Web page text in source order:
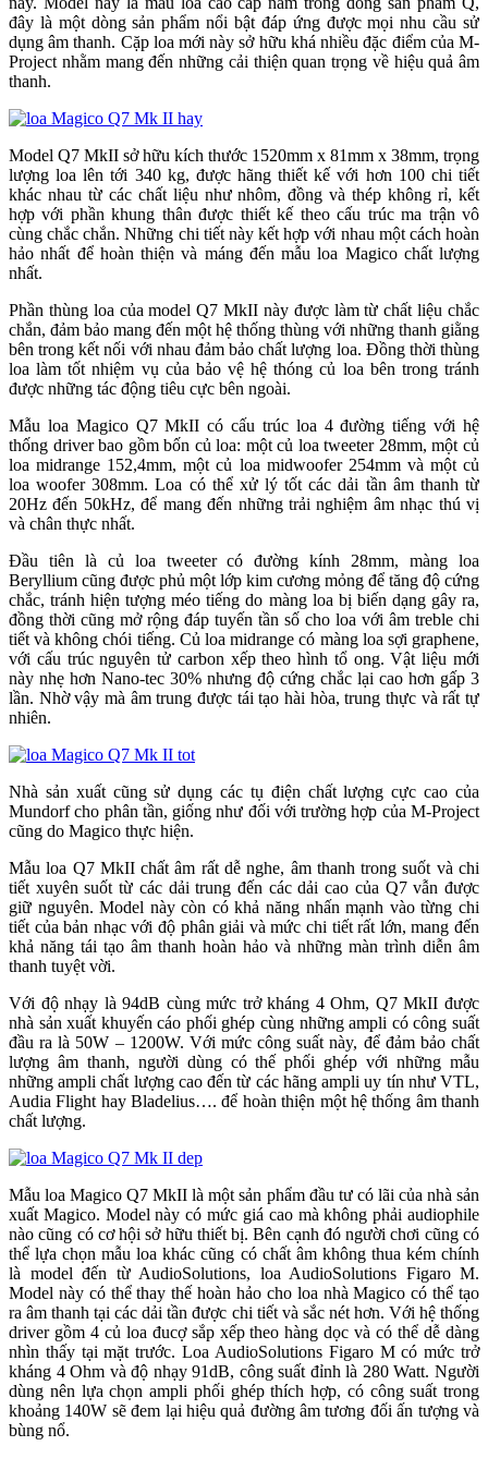
đây là một dòng sản phẩm nổi bật đáp ứng được mọi nhu cầu sử
dụng âm thanh. Cặp loa mới này sở hữu khá nhiều đặc điểm của M-
Project nhằm mang đến những cải thiện quan trọng về hiệu quả âm
thanh.
Model Q7 MkII sở hữu kích thước 1520mm x 81mm x 38mm, trọng
lượng loa lên tới 340 kg, được hãng thiết kế với hơn 100 chi tiết
khác nhau từ các chất liệu như nhôm, đồng và thép không rỉ, kết
hợp với phần khung thân được thiết kế theo cấu trúc ma trận vô
cùng chắc chắn. Những chi tiết này kết hợp với nhau một cách hoàn
hảo nhất để hoàn thiện và máng đến mẫu loa Magico chất lượng
nhất.
Phần thùng loa của model Q7 MkII này được làm từ chất liệu chắc
chắn, đảm bảo mang đến một hệ thống thùng với những thanh giằng
bên trong kết nối với nhau đảm bảo chất lượng loa. Đồng thời thùng
loa làm tốt nhiệm vụ của bảo vệ hệ thóng củ loa bên trong tránh
được những tác động tiêu cực bên ngoài.
Mẫu loa Magico Q7 MkII có cấu trúc loa 4 đường tiếng với hệ
thống driver bao gồm bốn củ loa: một củ loa tweeter 28mm, một củ
loa midrange 152,4mm, một củ loa midwoofer 254mm và một củ
loa woofer 308mm. Loa có thể xử lý tốt các dải tần âm thanh từ
20Hz đến 50kHz, để mang đến những trải nghiệm âm nhạc thú vị
và chân thực nhất.
Đầu tiên là củ loa tweeter có đường kính 28mm, màng loa
Beryllium cũng được phủ một lớp kim cương mỏng để tăng độ cứng
chắc, tránh hiện tượng méo tiếng do màng loa bị biến dạng gây ra,
đồng thời cũng mở rộng đáp tuyến tần số cho loa với âm treble chi
tiết và không chói tiếng. Củ loa midrange có màng loa sợi graphene,
với cấu trúc nguyên tử carbon xếp theo hình tổ ong. Vật liệu mới
này nhẹ hơn Nano-tec 30% nhưng độ cứng chắc lại cao hơn gấp 3
lần. Nhờ vậy mà âm trung được tái tạo hài hòa, trung thực và rất tự
nhiên.
Nhà sản xuất cũng sử dụng các tụ điện chất lượng cực cao của
Mundorf cho phân tần, giống như đối với trường hợp của M-Project
cũng do Magico thực hiện.
Mẫu loa Q7 MkII chất âm rất dễ nghe, âm thanh trong suốt và chi
tiết xuyên suốt từ các dải trung đến các dải cao của Q7 vẫn được
giữ nguyên. Model này còn có khả năng nhấn mạnh vào từng chi
tiết của bản nhạc với độ phân giải và mức chi tiết rất lớn, mang đến
khả năng tái tạo âm thanh hoàn hảo và những màn trình diễn âm
thanh tuyệt vời.
Với độ nhạy là 94dB cùng mức trở kháng 4 Ohm, Q7 MkII được
nhà sản xuất khuyến cáo phối ghép cùng những ampli có công suất
đầu ra là 50W – 1200W. Với mức công suất này, để đảm bảo chất
lượng âm thanh, người dùng có thế phối ghép với những mẫu
những ampli chất lượng cao đến từ các hãng ampli uy tín như VTL,
Audia Flight hay Bladelius…. để hoàn thiện một hệ thống âm thanh
chất lượng.
Mẫu loa Magico Q7 MkII là một sản phẩm đầu tư có lãi của nhà sản
xuất Magico. Model này có mức giá cao mà không phải audiophile
nào cũng có cơ hội sở hữu thiết bị. Bên cạnh đó người chơi cũng có
thể lựa chọn mẫu loa khác cũng có chất âm không thua kém chính
là model đến từ AudioSolutions, loa AudioSolutions Figaro M.
Model này có thể thay thế hoàn hảo cho loa nhà Magico có thể tạo
ra âm thanh tại các dải tần được chi tiết và sắc nét hơn. Với hệ thống
driver gồm 4 củ loa đucợ sắp xếp theo hàng dọc và có thể dễ dàng
nhìn thấy tại mặt trước. Loa AudioSolutions Figaro M có mức trở
kháng 4 Ohm và độ nhạy 91dB, công suất đỉnh là 280 Watt. Người
dùng nên lựa chọn ampli phối ghép thích hợp, có công suất trong
khoảng 140W sẽ đem lại hiệu quả đường âm tương đối ấn tượng và
bùng nổ.